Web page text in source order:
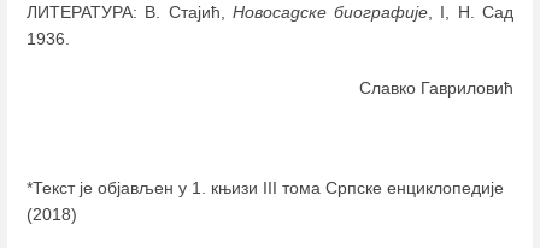
ЛИТЕРАТУРА: В. Стајић, Новосадске биографије , I, Н. Сад
1936.
Славко Гавриловић
*Текст је објављен у 1. књизи III тома Српске енциклопедије
(2018)